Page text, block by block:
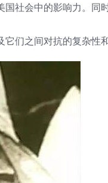
社会中的影响力。同
们之间对抗的复杂性和